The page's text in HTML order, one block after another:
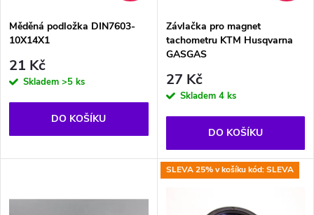
p
r
o
d
s
p
r
d
u
Měděná podložka DIN7603-
10X14X1
21 Kč
Skladem >5 ks
DO KOŠÍKU
Závlačka pro magnet
tachometru KTM Husqvarna
GASGAS
27 Kč
Skladem 4 ks
DO KOŠÍKU
SLEVA 25% v košíku kód: SLEVA